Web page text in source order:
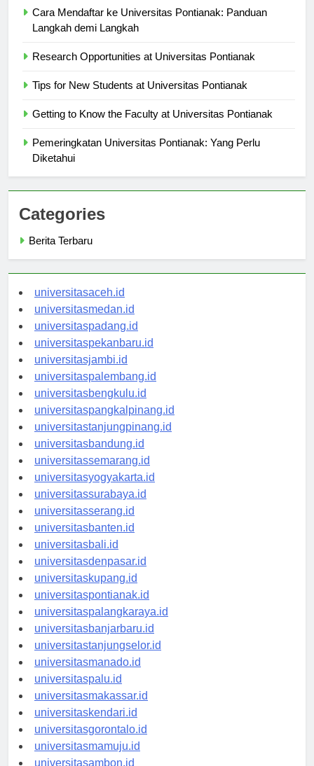
Cara Mendaftar ke Universitas Pontianak: Panduan
Pemeringkatan Universitas Pontianak: Yang Perlu
Categories
universitasaceh.id
universitasmedan.id
universitaspadang.id
universitaspekanbaru.id
universitasjambi.id
universitaspalembang.id
universitasbengkulu.id
universitaspangkalpinang.id
universitastanjungpinang.id
universitasbandung.id
universitassemarang.id
universitasyogyakarta.id
universitassurabaya.id
universitasserang.id
universitasbanten.id
universitasbali.id
universitasdenpasar.id
universitaskupang.id
universitaspontianak.id
universitaspalangkaraya.id
universitasbanjarbaru.id
universitastanjungselor.id
universitasmanado.id
universitaspalu.id
universitasmakassar.id
universitaskendari.id
universitasgorontalo.id
universitasmamuju.id